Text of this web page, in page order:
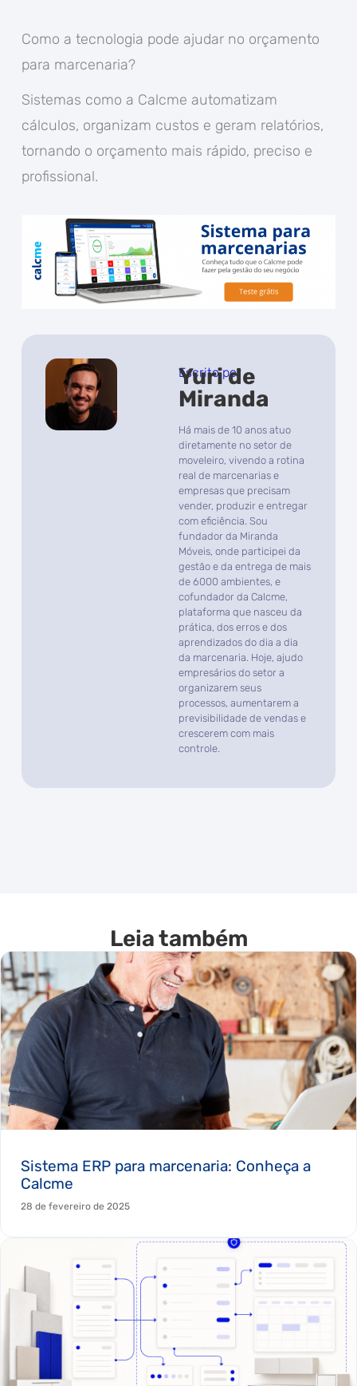
Como a tecnologia pode ajudar no orçamento
para marcenaria?
Sistemas como a Calcme automatizam
cálculos, organizam custos e geram relatórios,
tornando o orçamento mais rápido, preciso e
profissional.
Escrito por
Yuri de
Miranda
Há mais de 10 anos atuo
diretamente no setor de
moveleiro, vivendo a rotina
real de marcenarias e
empresas que precisam
vender, produzir e entregar
com eficiência. Sou
fundador da Miranda
Móveis, onde participei da
gestão e da entrega de mais
de 6000 ambientes, e
cofundador da Calcme,
plataforma que nasceu da
prática, dos erros e dos
aprendizados do dia a dia
da marcenaria. Hoje, ajudo
empresários do setor a
organizarem seus
processos, aumentarem a
previsibilidade de vendas e
crescerem com mais
controle.
Leia também
Sistema ERP para marcenaria: Conheça a
Calcme
28 de fevereiro de 2025